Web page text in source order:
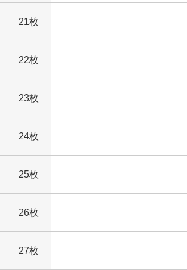
21枚
22枚
23枚
24枚
25枚
26枚
27枚